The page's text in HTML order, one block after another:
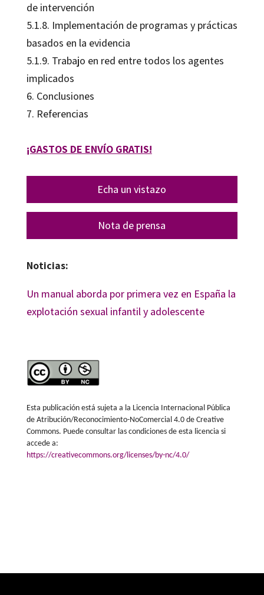
de intervención
5.1.8. Implementación de programas y prácticas
basados en la evidencia
5.1.9. Trabajo en red entre todos los agentes
implicados
6. Conclusiones
7. Referencias
¡GASTOS DE ENVÍO GRATIS!
Echa un vistazo
Nota de prensa
Noticias:
Un manual aborda por primera vez en España la
explotación sexual infantil y adolescente
Esta publicación está sujeta a la Licencia Internacional Pública
de Atribución/Reconocimiento-NoComercial 4.0 de Creative
Commons. Puede consultar las condiciones de esta licencia si
accede a:
https://creativecommons.org/licenses/by-nc/4.0/